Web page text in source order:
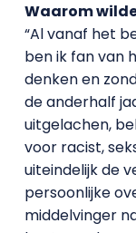
Waarom
“Al vanaf het
ben ik fan van
denken en
de anderhalf
uitgelachen,
voor racist,
uiteindelijk de
persoonlijke
middelvinger